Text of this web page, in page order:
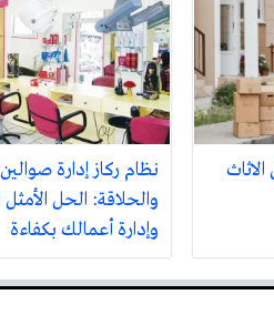
نظام ركاز إدارة
والحلاقة: الحل
وإدارة أعمالك بكفاءة